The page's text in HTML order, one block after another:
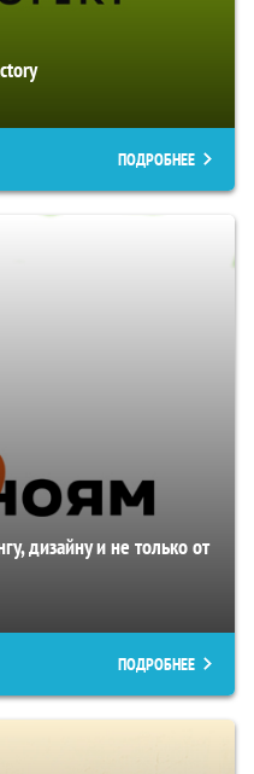
ПОДРОБНЕЕ
дизайну и не только от
ПОДРОБНЕЕ